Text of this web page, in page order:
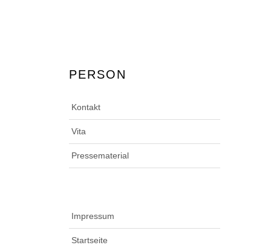
PERSON
Kontakt
Vita
Pressematerial
Impressum
Startseite